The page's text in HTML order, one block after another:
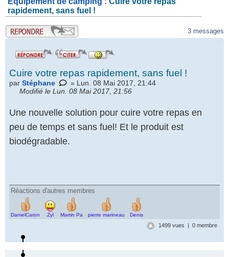
rapidement, sans fuel !
.
3 messages
Cuire votre repas rapidement, sans fuel !
par Stéphane
» Lun. 08 Mai 2017, 21:44
Modifié le Lun. 08 Mai 2017, 21:56
Une nouvelle solution pour cuire votre repas en
peu de temps et sans fuel! Et le produit est
biodégradable.
Réactions d'autres membres
DanielCaron Zyl Martin Pa pierre marineau Denis
1499 vues | 0 membre